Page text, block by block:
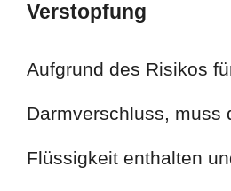
Verstopfung
Aufgrund des Risikos
Darmverschluss, muss
Flüssigkeit enthalten